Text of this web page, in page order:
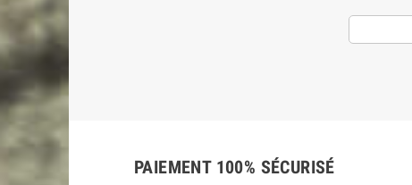
PAIEMENT 100% SÉCURISÉ